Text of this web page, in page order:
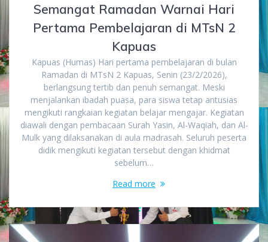
Semangat Ramadan Warnai Hari
Pertama Pembelajaran di MTsN 2
Kapuas
Kapuas (Humas) Hari pertama pembelajaran di bulan
Ramadan di MTsN 2 Kapuas, Senin (23/2/2026),
berlangsung tertib dan penuh semangat. Meski
menjalankan ibadah puasa, para siswa tetap antusias
mengikuti rangkaian kegiatan belajar mengajar. Kegiatan
diawali dengan pembacaan Surah Yasin, Al-Waqiah, dan Al-
Mulk yang dilaksanakan di aula madrasah. Seluruh peserta
didik mengikuti kegiatan tersebut dengan khidmat
sebelum…
Read more